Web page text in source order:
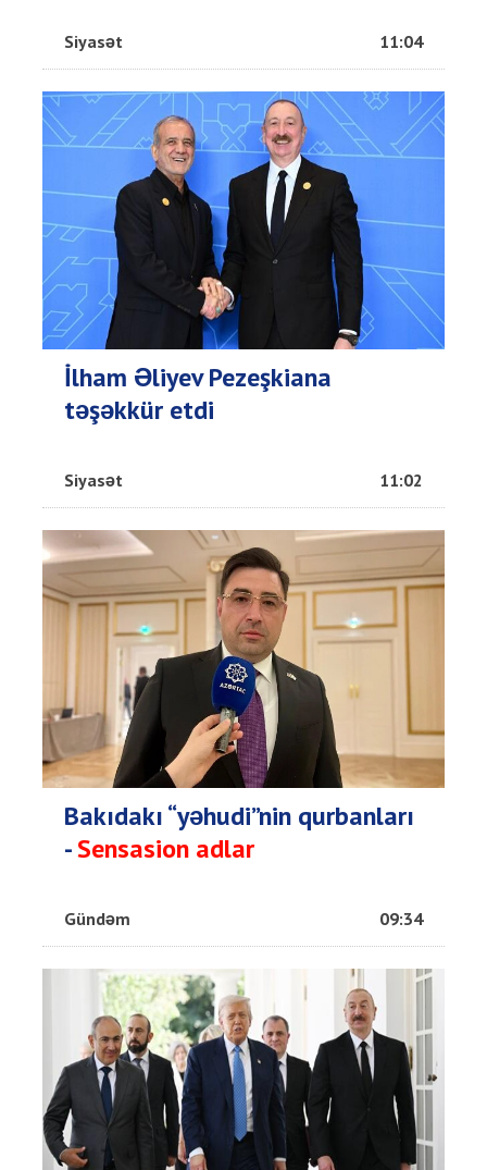
Siyasət 11:04
İlham Əliyev Pezeşkiana
təşəkkür etdi
Siyasət 11:02
Bakıdakı “yəhudi”nin qurbanları
-Sensasion adlar
Gündəm 09:34